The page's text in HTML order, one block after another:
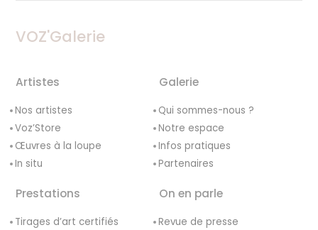
VOZ'Galerie
Artistes
Nos artistes
Voz’Store
Œuvres à la loupe
In situ
Galerie
Qui sommes-nous ?
Notre espace
Infos pratiques
Partenaires
Prestations
Tirages d’art certifiés
On en parle
Revue de presse